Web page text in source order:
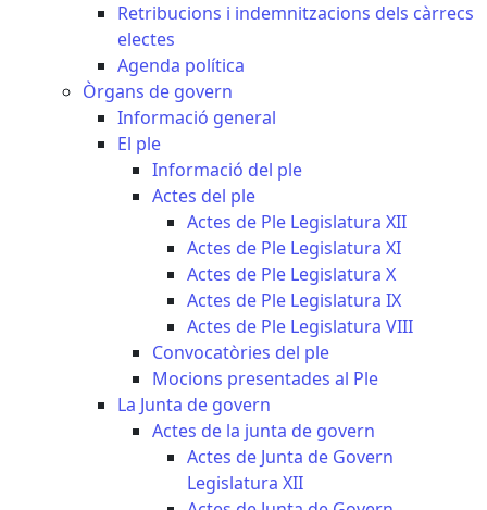
Retribucions i indemnitzacions dels càrrecs
electes
Agenda política
Òrgans de govern
Informació general
El ple
Informació del ple
Actes del ple
Actes de Ple Legislatura XII
Actes de Ple Legislatura XI
Actes de Ple Legislatura X
Actes de Ple Legislatura IX
Actes de Ple Legislatura VIII
Convocatòries del ple
Mocions presentades al Ple
La Junta de govern
Actes de la junta de govern
Actes de Junta de Govern
Legislatura XII